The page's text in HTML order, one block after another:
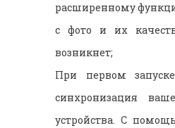
расширенному
с фото и их
возникнет;
При первом
синхронизация
устройства. С